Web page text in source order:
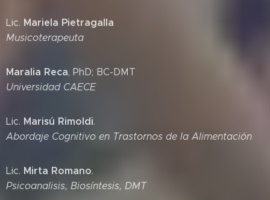
Lic. Mariela Pietragalla
Musicoterapeuta
Maralia Reca, PhD; BC-DMT
Universidad CAECE
Lic. Marisú Rimoldi.
Abordaje Cognitivo en Trastornos de la Alimentación
Lic. Mirta Romano.
Psicoanalisis, Biosíntesis, DMT